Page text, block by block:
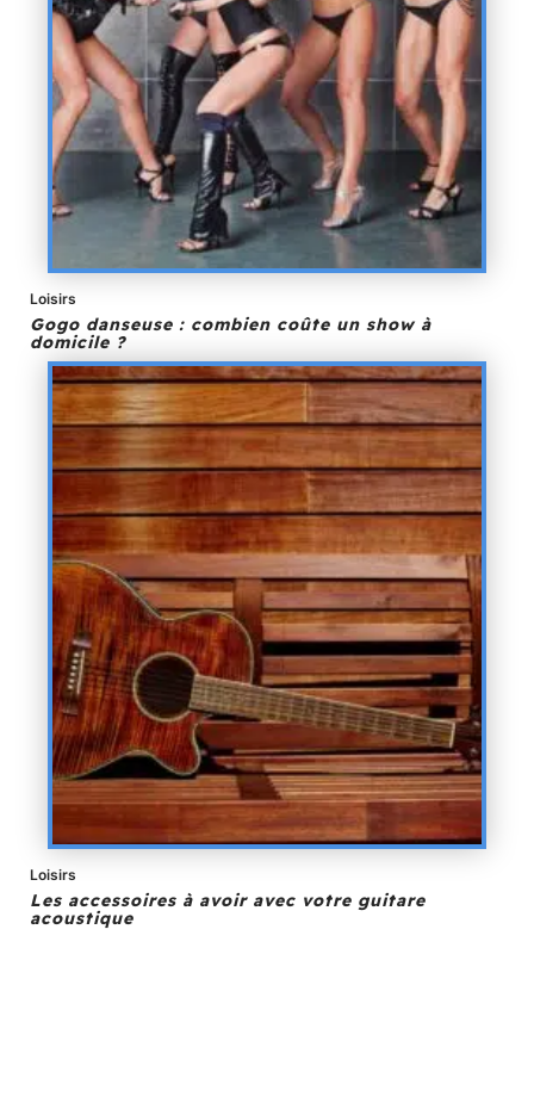
Loisirs
Gogo danseuse : combien coûte un show à
domicile ?
Loisirs
Les accessoires à avoir avec votre guitare
acoustique